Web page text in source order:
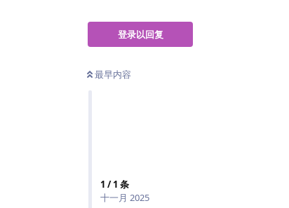
登录以回复
最早内容
1 /1 条
十一月 2025